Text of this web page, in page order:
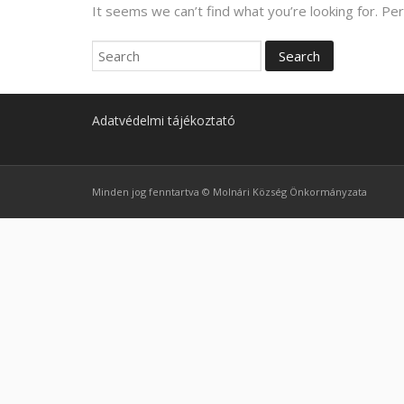
It seems we can’t find what you’re looking for.
Adatvédelmi tájékoztató
Minden jog fenntartva © Molnári Község Önkormányzata